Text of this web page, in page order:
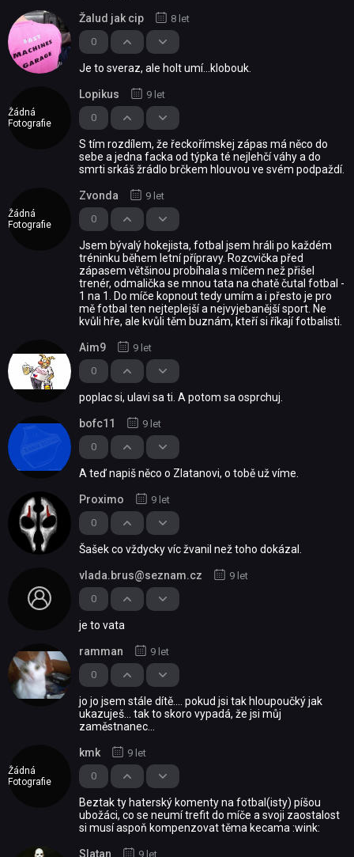
0
Žalud jak cip 8 let
Je to sveraz, ale holt umí...klobouk.
Žádná
Fotografie
0
Lopikus 9 let
S tím rozdílem, že řeckořímskej zápas má něco do
sebe a jedna facka od týpka té nejlehčí váhy a do
smrti srkáš žrádlo brčkem hlouvou ve svém podpaždí.
Žádná
Fotografie
0
Zvonda 9 let
Jsem bývalý hokejista, fotbal jsem hráli po každém
tréninku během letní přípravy. Rozcvička před
zápasem většinou probíhala s míčem než přišel
trenér, odmalička se mnou tata na chatě čutal fotbal -
1 na 1. Do míče kopnout tedy umím a i přesto je pro
mě fotbal ten nejteplejší a nejvyjebanější sport. Ne
kvůli hře, ale kvůli těm buznám, kteří si říkají fotbalisti.
0
Aim9 9 let
poplac si, ulavi sa ti. A potom sa osprchuj.
0
bofc11 9 let
A teď napiš něco o Zlatanovi, o tobě už víme.
0
Proximo 9 let
Šašek co vždycky víc žvanil než toho dokázal.
0
vlada.brus@seznam.cz 9 let
je to vata
0
ramman 9 let
jo jo jsem stále dítě.... pokud jsi tak hloupoučký jak
ukazuješ... tak to skoro vypadá, že jsi můj
zaměstnanec...
Žádná
Fotografie
0
kmk 9 let
Beztak ty haterský komenty na fotbal(isty) píšou
ubožáci, co se neumí trefit do míče a svoji zaostalost
si musí aspoň kompenzovat těma kecama :wink:
Slatan 9 let